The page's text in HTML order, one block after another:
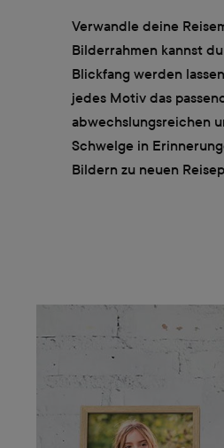
Verwandle deine
Bilderrahmen kannst
Blickfang werden
jedes Motiv das
abwechslungsreichen
Schwelge in
Bildern zu neuen